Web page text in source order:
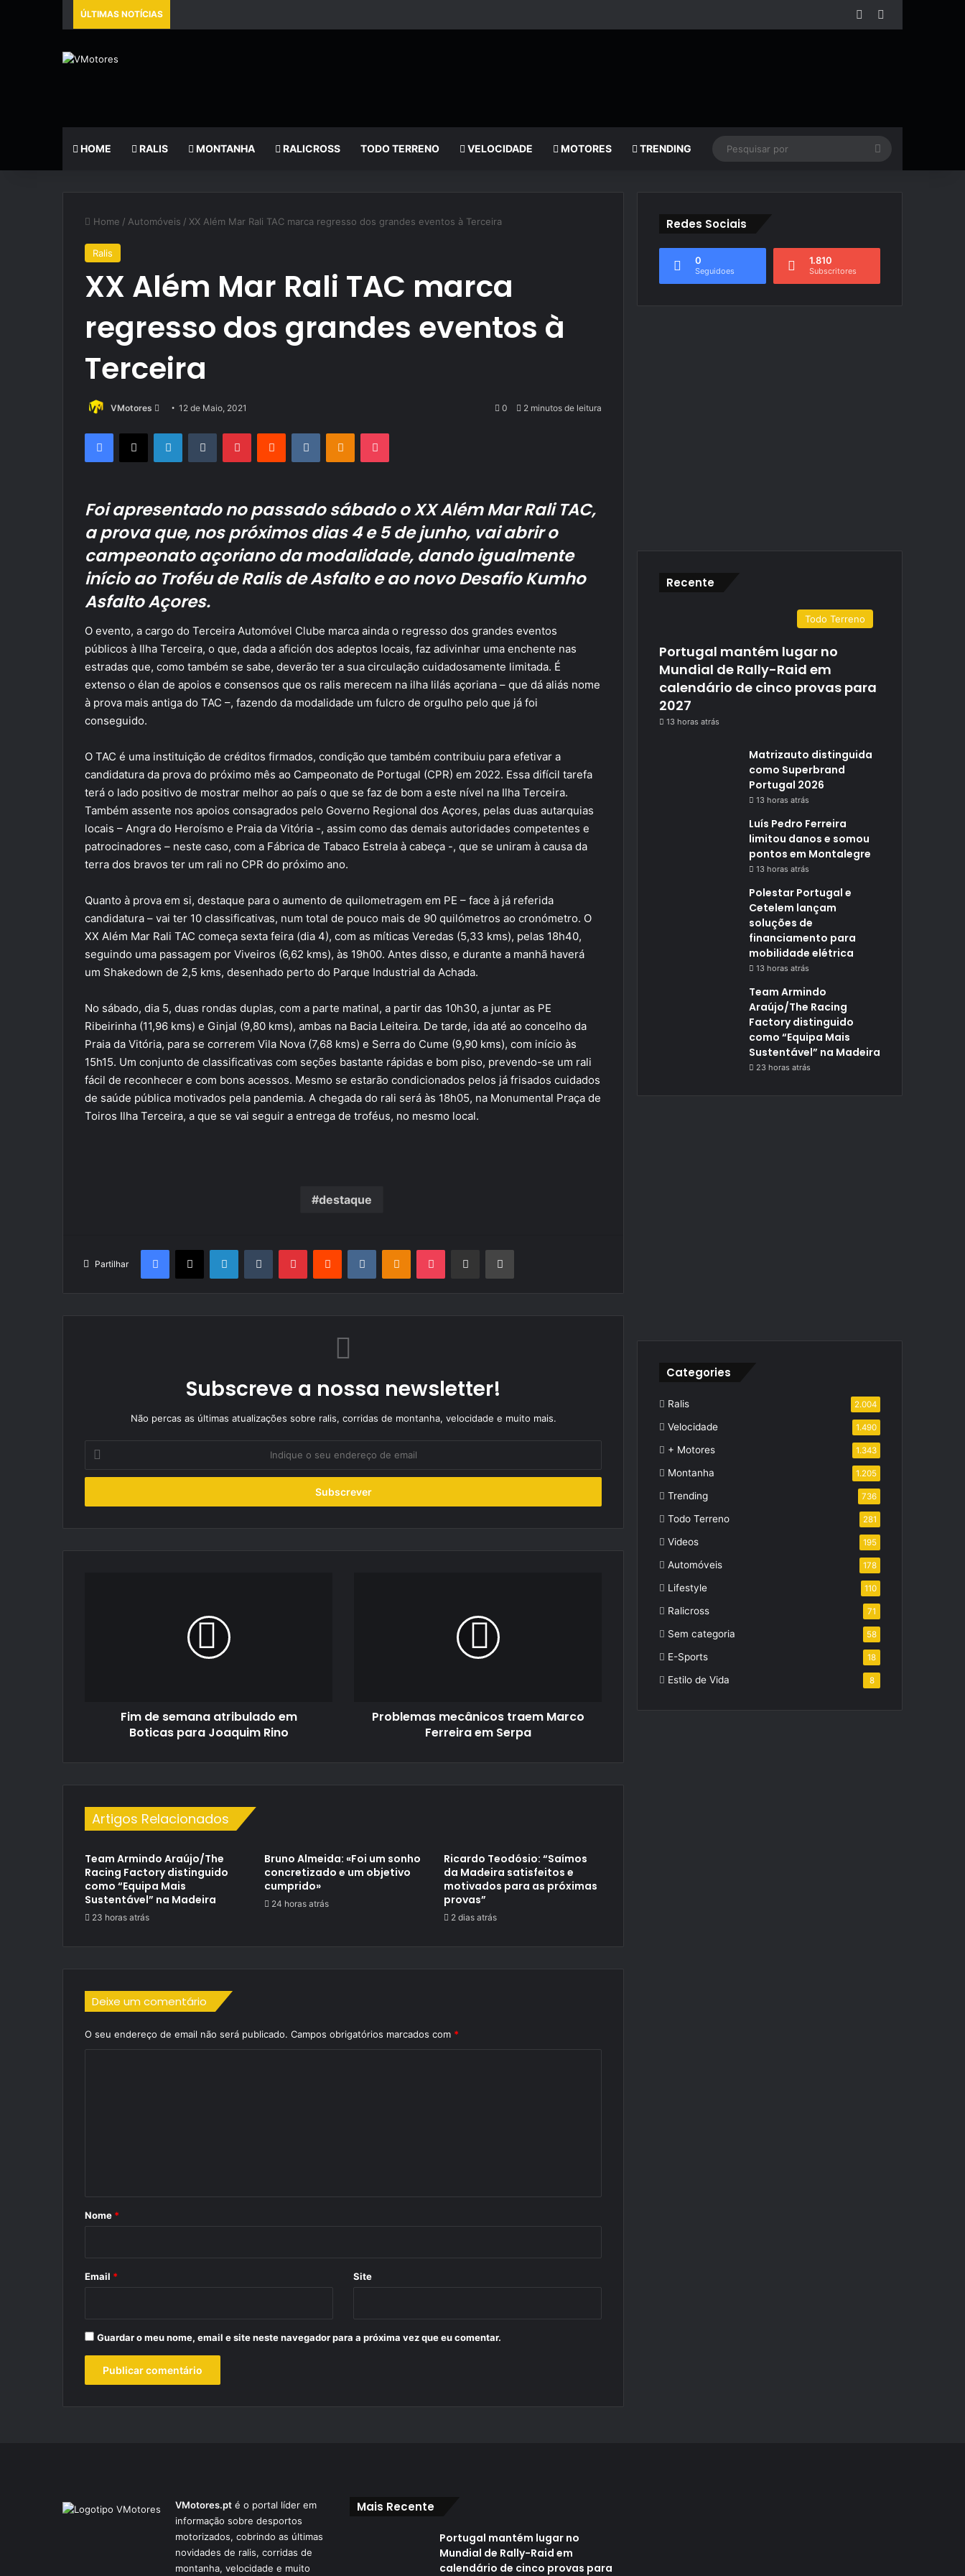
ÚLTIMAS NOTÍCIAS Facebook
HOME RALIS MONTANHA RALICROSS TODO TERRENO VELOCIDADE MOTORES TRENDING
Pesquisar
Home / Automóveis / XX Além Mar Rali TAC marca regresso dos grandes eventos à Terceira
Ralis
XX Além Mar Rali TAC marca
regresso dos grandes eventos à
Terceira
VMotores
Send
email
12 de Maio, 2021 0 2 minutos de leitura
Facebook
X LinkedInTumblr PinterestReddit VKontakteOdnoklassniki
Pocket
Foi apresentado no passado sábado o XX Além Mar Rali TAC,
a prova que, nos próximos dias 4 e 5 de junho, vai abrir o
campeonato açoriano da modalidade, dando igualmente
início ao Troféu de Ralis de Asfalto e ao novo Desafio Kumho
Asfalto Açores.
O evento, a cargo do Terceira Automóvel Clube marca ainda o regresso dos grandes eventos
públicos à Ilha Terceira, o que, dada a afición dos adeptos locais, faz adivinhar uma enchente nas
estradas que, como também se sabe, deverão ter a sua circulação cuidadosamente limitada. É
extenso o élan de apoios e consensos que os ralis merecem na ilha lilás açoriana – que dá aliás nome
à prova mais antiga do TAC –, fazendo da modalidade um fulcro de orgulho pelo que já foi
conseguido.
O TAC é uma instituição de créditos firmados, condição que também contribuiu para efetivar a
candidatura da prova do próximo mês ao Campeonato de Portugal (CPR) em 2022. Essa difícil tarefa
terá o lado positivo de mostrar melhor ao país o que se faz de bom a este nível na Ilha Terceira.
Também assente nos apoios consagrados pelo Governo Regional dos Açores, pelas duas autarquias
locais – Angra do Heroísmo e Praia da Vitória -, assim como das demais autoridades competentes e
patrocinadores – neste caso, com a Fábrica de Tabaco Estrela à cabeça -, que se uniram à causa da
terra dos bravos ter um rali no CPR do próximo ano.
Quanto à prova em si, destaque para o aumento de quilometragem em PE – face à já referida
candidatura – vai ter 10 classificativas, num total de pouco mais de 90 quilómetros ao cronómetro. O
XX Além Mar Rali TAC começa sexta feira (dia 4), com as míticas Veredas (5,33 kms), pelas 18h40,
seguindo uma passagem por Viveiros (6,62 kms), às 19h00. Antes disso, e durante a manhã haverá
um Shakedown de 2,5 kms, desenhado perto do Parque Industrial da Achada.
No sábado, dia 5, duas rondas duplas, com a parte matinal, a partir das 10h30, a juntar as PE
Ribeirinha (11,96 kms) e Ginjal (9,80 kms), ambas na Bacia Leiteira. De tarde, ida até ao concelho da
Praia da Vitória, para se correrem Vila Nova (7,68 kms) e Serra do Cume (9,90 kms), com início às
15h15. Um conjunto de classificativas com seções bastante rápidas e bom piso, prevendo-se um rali
fácil de reconhecer e com bons acessos. Mesmo se estarão condicionados pelos já frisados cuidados
de saúde pública motivados pela pandemia. A chegada do rali será às 18h05, na Monumental Praça de
Toiros Ilha Terceira, a que se vai seguir a entrega de troféus, no mesmo local.
destaque
Partilhar
Facebook
X LinkedInTumblr PinterestReddit VKontakteOdnoklassniki
Pocket Partilhar Via Email Imprimir
Subscreve a nossa newsletter!
Não percas as últimas atualizações sobre ralis, corridas de montanha, velocidade e muito mais.
seu
de
Fim de semana atribulado em
Boticas para Joaquim Rino
Problemas mecânicos traem Marco
Ferreira em Serpa
Artigos Relacionados
Team Armindo Araújo/The
Racing Factory distinguido
como “Equipa Mais
Sustentável” na Madeira
23 horas atrás
Bruno Almeida: «Foi um sonho
concretizado e um objetivo
cumprido»
24 horas atrás
Ricardo Teodósio: “Saímos
da Madeira satisfeitos e
motivados para as próximas
provas”
2 dias atrás
Deixe um comentário
O seu endereço de email não será publicado. Campos obrigatórios marcados com *
r
*
Nome *
Email * Site
Guardar o meu nome, email e site neste navegador para a próxima vez que eu comentar.
Redes Sociais
0
Seguidoes
1.810
Subscritores
Recente
Todo Terreno
Portugal mantém lugar no
Mundial de Rally-Raid em
calendário de cinco provas para
2027
13 horas atrás
Matrizauto distinguida
como Superbrand
Portugal 2026
13 horas atrás
Luís Pedro Ferreira
limitou danos e somou
pontos em Montalegre
13 horas atrás
Polestar Portugal e
Cetelem lançam
soluções de
financiamento para
mobilidade elétrica
13 horas atrás
Team Armindo
Araújo/The Racing
Factory distinguido
como “Equipa Mais
Sustentável” na Madeira
23 horas atrás
Categories
Ralis 2.004
Velocidade 1.490
+ Motores 1.343
Montanha 1.205
Trending 736
Todo Terreno 281
Videos 195
Automóveis 178
Lifestyle 110
Ralicross 71
Sem categoria 58
E-Sports 18
Estilo de Vida 8
VMotores.pt é o portal líder em
informação sobre desportos
motorizados, cobrindo as últimas
novidades de ralis, corridas de
montanha, velocidade e muito
Mais Recente
Portugal mantém lugar no
Mundial de Rally-Raid em
calendário de cinco provas para